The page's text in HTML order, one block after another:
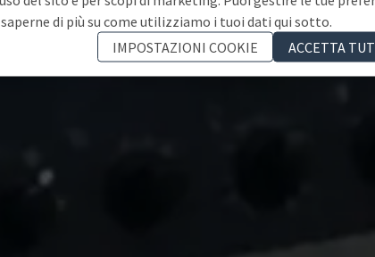
di più su come utilizziamo i tuoi dati qui sotto.
IMPOSTAZIONI COOKIE
ACCETTA